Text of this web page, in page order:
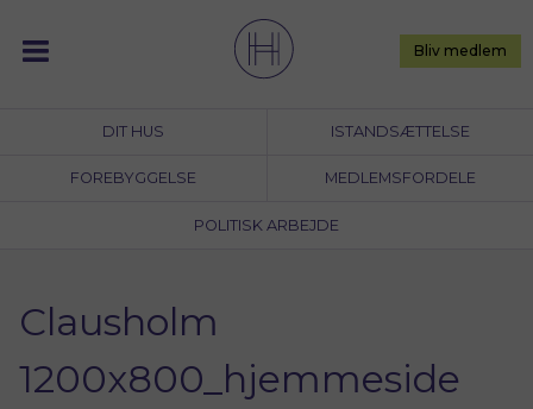
content
DIT HUS ISTANDSÆTTELSE
FOREBYGGELSE MEDLEMSFORDELE
POLITISK ARBEJDE
Bliv medlem
Clausholm
1200x800_hjemmeside